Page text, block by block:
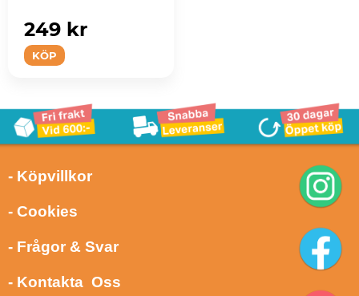
KÖP
249 kr
- Köpvillkor
- Cookies
- Frågor & Svar
- Kontakta Oss